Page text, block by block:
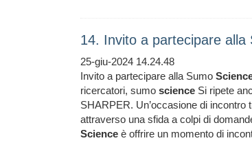
14. Invito a partecipare
25-giu-2024 14.24.48
Invito a partecipare alla Sumo
ricercatori, sumo science Si ripete
SHARPER. Un’occasione di
attraverso una sfida a colpi di
Science è offrire un momento di